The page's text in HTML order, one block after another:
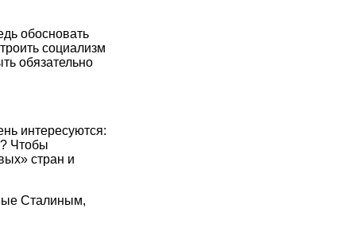
обосновать
социализм
обязательно
интересуются:
Чтобы
стран и
Сталиным,